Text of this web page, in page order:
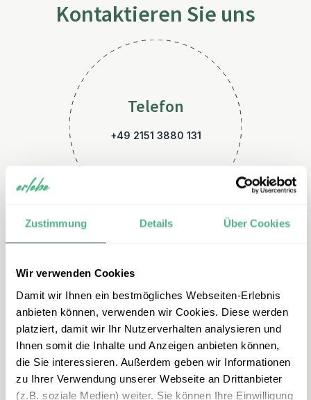
Zustimmung Details Über Cookies
Wir verwenden Cookies
Damit wir Ihnen ein bestmögliches Webseiten-Erlebnis
anbieten können, verwenden wir Cookies. Diese werden
platziert, damit wir Ihr Nutzerverhalten analysieren und
Ihnen somit die Inhalte und Anzeigen anbieten können,
die Sie interessieren. Außerdem geben wir Informationen
zu Ihrer Verwendung unserer Webseite an Drittanbieter
(z.B. soziale Medien) weiter. Sie können Ihre Einwilligung
Kontaktieren Sie uns
Telefon
+49 2151 3880 131
E-Mail
nepal@erlebe.de